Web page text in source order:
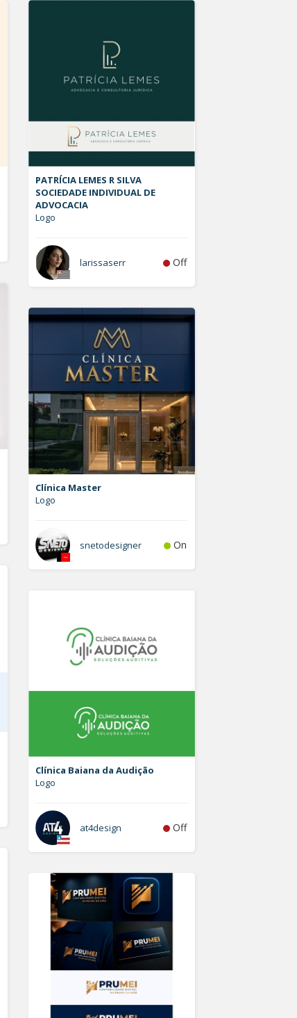
PATRÍCIA LEMES R SILVA
SOCIEDADE INDIVIDUAL DE
ADVOCACIA
Logo
larissaserr Off
Clínica Master
Logo
snetodesigner On
Clínica Baiana da Audição
Logo
at4design Off